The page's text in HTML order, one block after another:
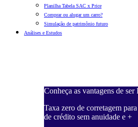
Planilha Tabela SAC x Price
Comprar ou alugar um carro?
Simulação de patrimônio futuro
Análises e Estudos
Conheça as vantagens de ser
Taxa zero de corretagem
de crédito sem anuidade e +